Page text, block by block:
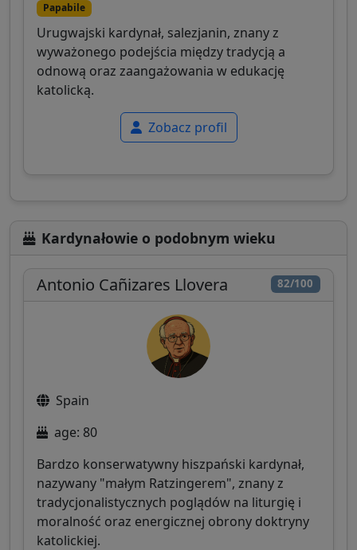
Papabile
Urugwajski kardynał, salezjanin, znany z
wyważonego podejścia między tradycją a
odnową oraz zaangażowania w edukację
katolicką.
Zobacz profil
Kardynałowie o podobnym wieku
82/100
Antonio Cañizares Llovera
Spain
age: 80
Bardzo konserwatywny hiszpański kardynał,
nazywany "małym Ratzingerem", znany z
tradycjonalistycznych poglądów na liturgię i
moralność oraz energicznej obrony doktryny
katolickiej.